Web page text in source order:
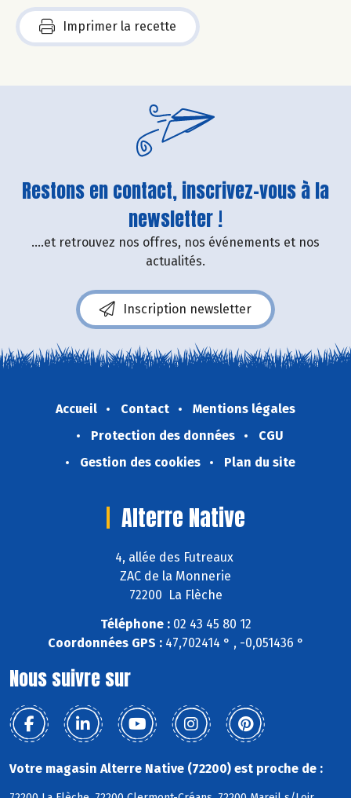
Imprimer la recette
Restons en contact, inscrivez-vous à la
newsletter !
....et retrouvez nos offres, nos événements et nos
actualités.
Inscription newsletter
Accueil Contact
Mentions légales
Protection des données
CGU
Gestion des cookies
Plan du site
Alterre Native
4, allée des Futreaux
ZAC de la Monnerie
72200 La Flèche
Téléphone :02 43 45 80 12
Coordonnées GPS :47,702414 ° , -0,051436 °
Nous suivre sur
Votre magasin Alterre Native (72200) est proche de :